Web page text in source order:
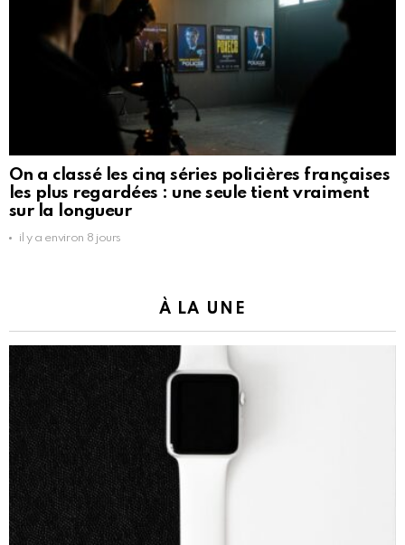
On a classé les cinq séries policières françaises
les plus regardées : une seule tient vraiment
sur la longueur
il y a environ 8 jours
À LA UNE